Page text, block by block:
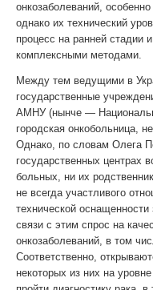
онкозаболеваний,
однако их технический
процесс на ранней стадии
комплексными методами.
Между тем ведущими в
государственные
АМНУ (нынче —
городская онкобольница,
Однако, по словам Олега
государственных центрах
больных, ни их
не всегда участливого
технической
связи с этим спрос на
онкозаболеваний, в том
Соответственно,
некоторых из них на